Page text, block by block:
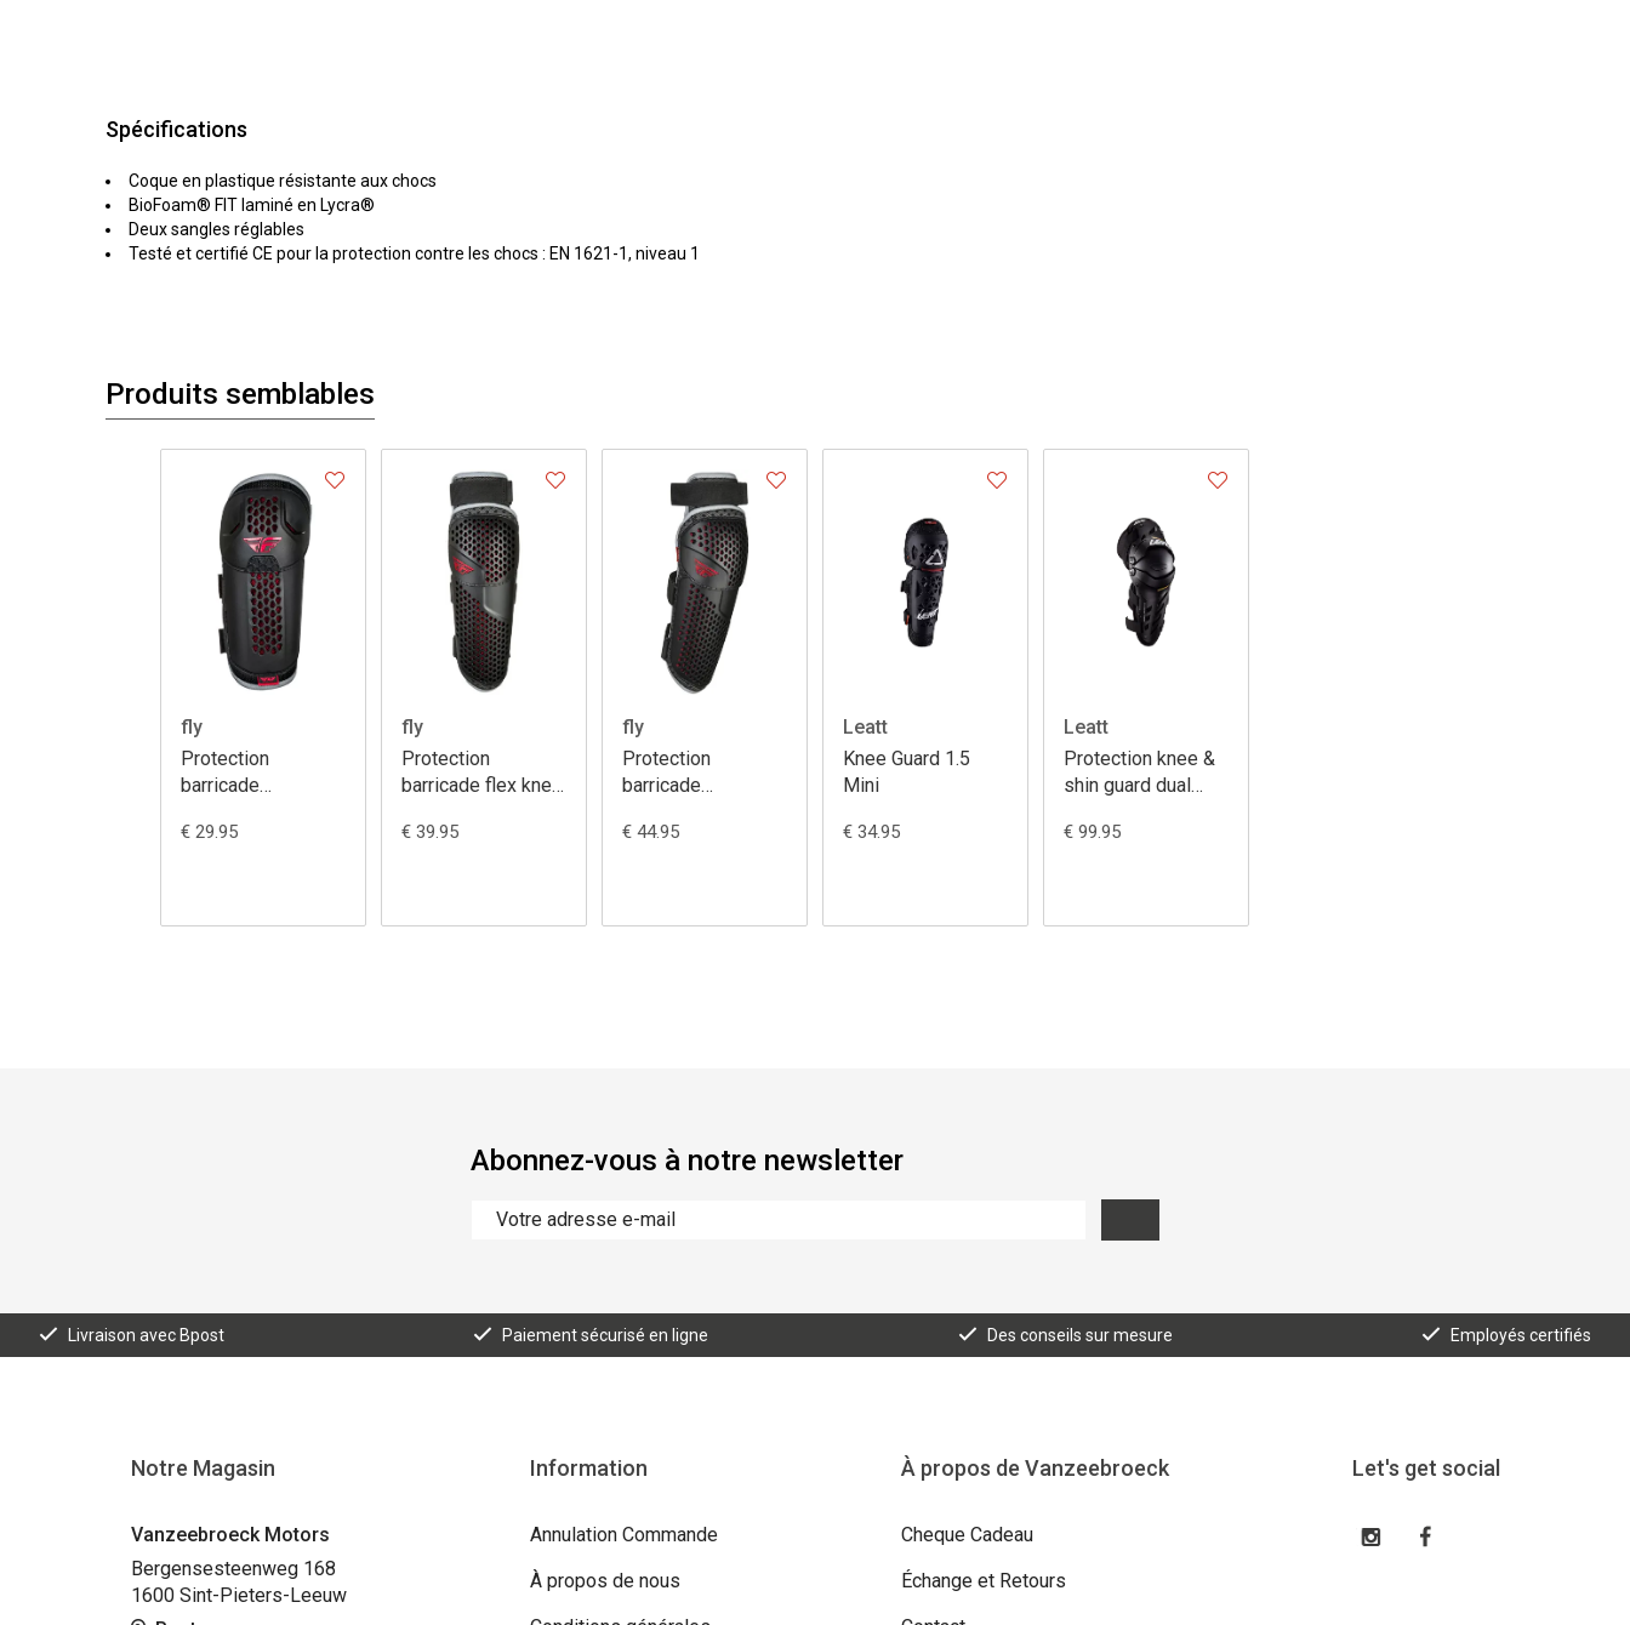
Spécifications
Coque en plastique résistante aux chocs
BioFoam® FIT laminé en Lycra®
Deux sangles réglables
Testé et certifié CE pour la protection contre les chocs : EN 1621-1, niveau 1
Produits semblables
fly
Protection
barricade
ce youth
€ 29.95
fly
Protection
barricade flex knee
€ 39.95
fly
Protection
barricade
armour
€ 44.95
Leatt
Knee Guard 1.5
Mini
€ 34.95
Leatt
Protection knee &
shin guard dual
€ 99.95
Abonnez-vous à notre newsletter
Livraison avec Bpost Paiement sécurisé en ligne Des conseils sur mesure Employés certifiés
Notre Magasin
Vanzeebroeck Motors
Bergensesteenweg 168
1600 Sint-Pieters-Leeuw
Information
Annulation Commande
À propos de nous
À propos de Vanzeebroeck
Cheque Cadeau
Échange et Retours
Let's get social